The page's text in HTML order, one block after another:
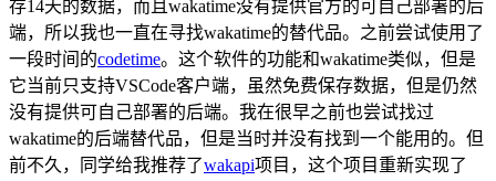
存14天的数据，而且wakatime没有提供官方的可自己部署的后
端，所以我也一直在寻找wakatime的替代品。之前尝试使用了
一段时间的codetime。这个软件的功能和wakatime类似，但是
它当前只支持VSCode客户端，虽然免费保存数据，但是仍然
没有提供可自己部署的后端。我在很早之前也尝试找过
wakatime的后端替代品，但是当时并没有找到一个能用的。但
前不久，同学给我推荐了wakapi项目，这个项目重新实现了